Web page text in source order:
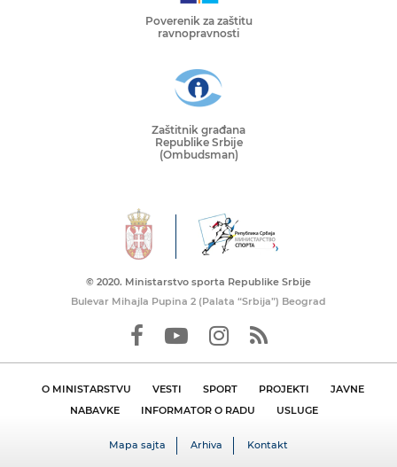
Poverenik za zaštitu
ravnopravnosti
Zaštitnik građana
Republike Srbije
(Ombudsman)
© 2020. Ministarstvo sporta Republike Srbije
Bulevar Mihajla Pupina 2 (Palata “Srbija”) Beograd
O MINISTARSTVU VESTI SPORT PROJEKTI
JAVNE
NABAVKE
INFORMATOR O RADU USLUGE
Mapa sajta Arhiva Kontakt